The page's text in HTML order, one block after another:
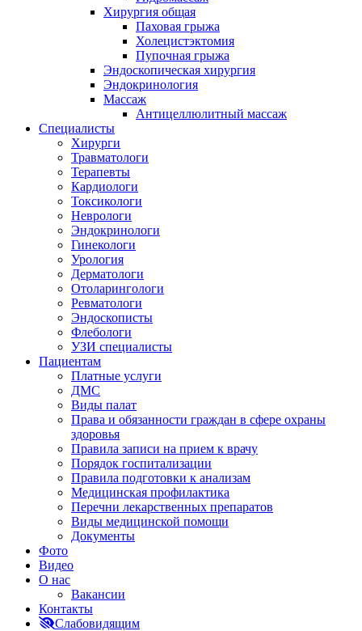
Хирургия общая
Паховая грыжа
Холецистэктомия
Пупочная грыжа
Эндоскопическая хирургия
Эндокринология
Массаж
Антицеллюлитный массаж
Специалисты
Хирурги
Травматологи
Терапевты
Кардиологи
Токсикологи
Неврологи
Эндокринологи
Гинекологи
Урология
Дерматологи
Отоларингологи
Ревматологи
Эндоскописты
Флебологи
УЗИ специалисты
Пациентам
Платные услуги
ДМС
Виды палат
Права и обязанности граждан в сфере охраны
здоровья
Правила записи на прием к врачу
Порядок госпитализации
Правила подготовки к анализам
Медицинская профилактика
Перечни лекарственных препаратов
Виды медицинской помощи
Документы
Фото
Видео
О нас
Вакансии
Контакты
Слабовидящим